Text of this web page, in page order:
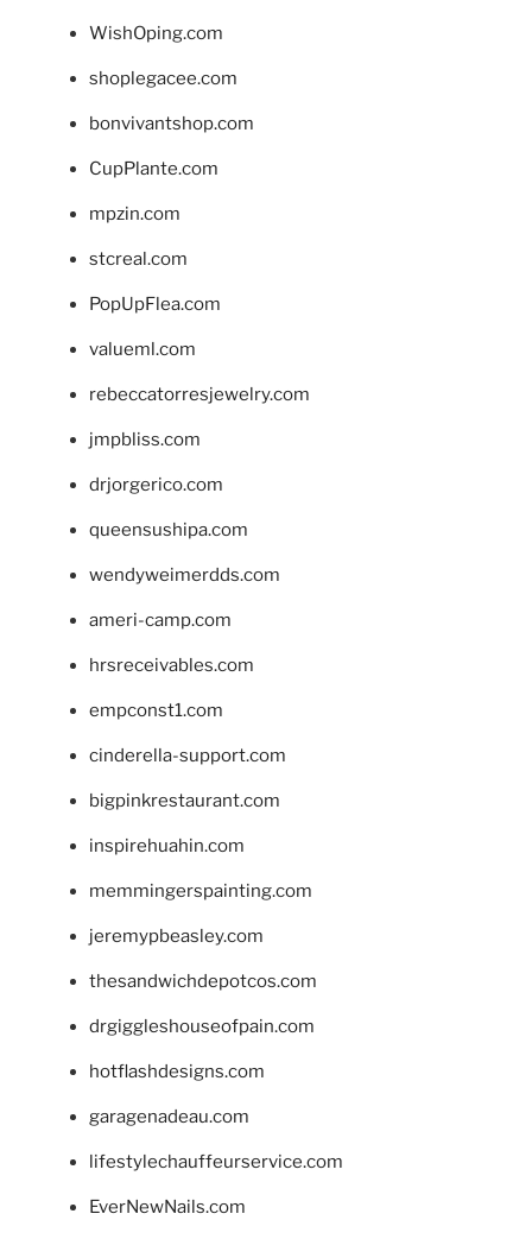
WishOping.com
shoplegacee.com
bonvivantshop.com
CupPlante.com
mpzin.com
stcreal.com
PopUpFlea.com
valueml.com
rebeccatorresjewelry.com
jmpbliss.com
drjorgerico.com
queensushipa.com
wendyweimerdds.com
ameri-camp.com
hrsreceivables.com
empconst1.com
cinderella-support.com
bigpinkrestaurant.com
inspirehuahin.com
memmingerspainting.com
jeremypbeasley.com
thesandwichdepotcos.com
drgiggleshouseofpain.com
hotflashdesigns.com
garagenadeau.com
lifestylechauffeurservice.com
EverNewNails.com